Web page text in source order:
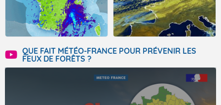
QUE FAIT MÉTÉO-FRANCE POUR PRÉVENIR LES
FEUX DE FORÊTS ?